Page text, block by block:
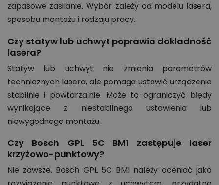
zapasowe zasilanie. Wybór zależy od modelu lasera,
sposobu montażu i rodzaju pracy.
Czy statyw lub uchwyt poprawia dokładność
lasera?
Statyw lub uchwyt nie zmienia parametrów
technicznych lasera, ale pomaga ustawić urządzenie
stabilnie i powtarzalnie. Może to ograniczyć błędy
wynikające z niestabilnego ustawienia lub
niewygodnego montażu.
Czy Bosch GPL 5C BM1 zastępuje laser
krzyżowo-punktowy?
Nie zawsze. Bosch GPL 5C BM1 należy oceniać jako